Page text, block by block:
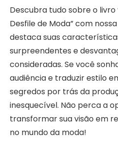
Descubra tudo sobre o livro
Desfile de Moda” com
destaca suas
surpreendentes e
consideradas. Se você
audiência e traduzir estilo
segredos por trás da
inesquecível. Não perca a
transformar sua visão em
no mundo da moda!